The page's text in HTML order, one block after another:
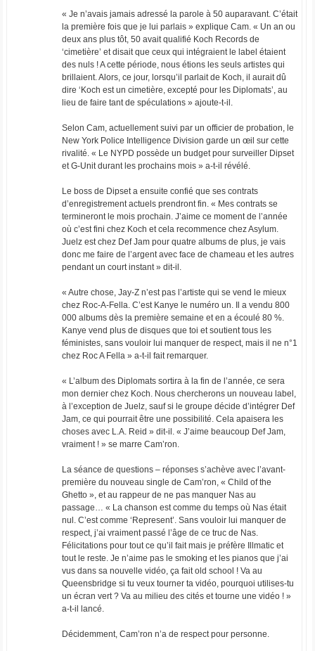
« Je n’avais jamais adressé la parole à 50 auparavant. C’était
la première fois que je lui parlais » explique Cam. « Un an ou
deux ans plus tôt, 50 avait qualifié Koch Records de
‘cimetière’ et disait que ceux qui intégraient le label étaient
des nuls ! A cette période, nous étions les seuls artistes qui
brillaient. Alors, ce jour, lorsqu’il parlait de Koch, il aurait dû
dire ‘Koch est un cimetière, excepté pour les Diplomats’, au
lieu de faire tant de spéculations » ajoute-t-il.
Selon Cam, actuellement suivi par un officier de probation, le
New York Police Intelligence Division garde un œil sur cette
rivalité. « Le NYPD possède un budget pour surveiller Dipset
et G-Unit durant les prochains mois » a-t-il révélé.
Le boss de Dipset a ensuite confié que ses contrats
d’enregistrement actuels prendront fin. « Mes contrats se
termineront le mois prochain. J’aime ce moment de l’année
où c’est fini chez Koch et cela recommence chez Asylum.
Juelz est chez Def Jam pour quatre albums de plus, je vais
donc me faire de l’argent avec face de chameau et les autres
pendant un court instant » dit-il.
« Autre chose, Jay-Z n’est pas l’artiste qui se vend le mieux
chez Roc-A-Fella. C’est Kanye le numéro un. Il a vendu 800
000 albums dès la première semaine et en a écoulé 80 %.
Kanye vend plus de disques que toi et soutient tous les
féministes, sans vouloir lui manquer de respect, mais il ne n°1
chez Roc A Fella » a-t-il fait remarquer.
« L’album des Diplomats sortira à la fin de l’année, ce sera
mon dernier chez Koch. Nous chercherons un nouveau label,
à l’exception de Juelz, sauf si le groupe décide d’intégrer Def
Jam, ce qui pourrait être une possibilité. Cela apaisera les
choses avec L.A. Reid » dit-il. « J’aime beaucoup Def Jam,
vraiment ! » se marre Cam’ron.
La séance de questions – réponses s’achève avec l’avant-
première du nouveau single de Cam’ron, « Child of the
Ghetto », et au rappeur de ne pas manquer Nas au
passage… « La chanson est comme du temps où Nas était
nul. C’est comme ‘Represent’. Sans vouloir lui manquer de
respect, j’ai vraiment passé l’âge de ce truc de Nas.
Félicitations pour tout ce qu’il fait mais je préfère Illmatic et
tout le reste. Je n’aime pas le smoking et les pianos que j’ai
vus dans sa nouvelle vidéo, ça fait old school ! Va au
Queensbridge si tu veux tourner ta vidéo, pourquoi utilises-tu
un écran vert ? Va au milieu des cités et tourne une vidéo ! »
a-t-il lancé.
Décidemment, Cam’ron n’a de respect pour personne.